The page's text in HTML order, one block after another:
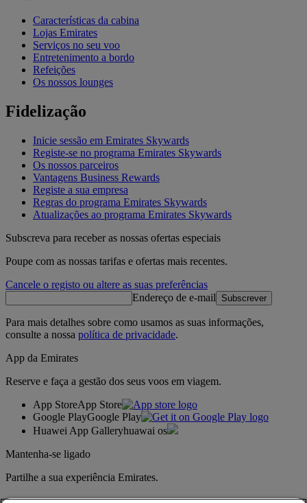
Características da cabina
Lojas Emirates
Serviços no seu voo
Entretenimento a bordo
Refeições
Os nossos lounges
Fidelização
Inicie sessão em Emirates Skywards
Registe-se no programa Emirates Skywards
Os nossos parceiros
Vantagens Business Rewards
Registe a sua empresa
Regras do programa Emirates Skywards
Atualizações ao programa Emirates Skywards
Subscreva para receber as nossas ofertas especiais
Poupe com as nossas tarifas e ofertas mais recentes.
Cancele o registo ou altere as suas preferências
Endereço de e-mail
Subscrever
Para mais detalhes sobre como usamos as suas informações,
consulte a nossa política de privacidade.
App da Emirates
Reserve e faça a gestão dos seus voos em viagem.
App StoreApp Store
Google PlayGoogle Play
Huawei App Galleryhuawai os
Mantenha-se ligado
Partilhe a sua experiência Emirates.